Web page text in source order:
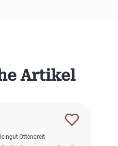
Artikel
Ottenbreit